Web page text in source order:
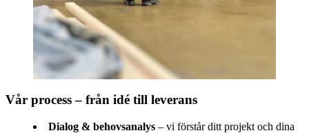
Vår process – från idé till leverans
Dialog & behovsanalys – vi förstår ditt projekt och dina